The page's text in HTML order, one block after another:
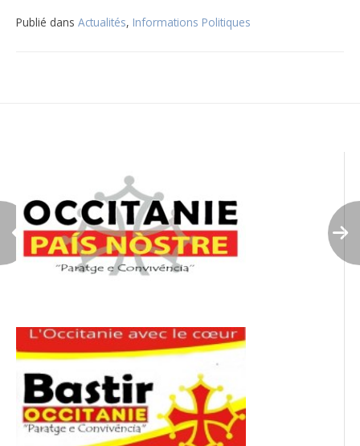
Publié dans Actualités, Informations Politiques